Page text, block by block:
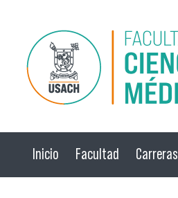
Pasar al contenido principal
Inicio Facultad Carreras